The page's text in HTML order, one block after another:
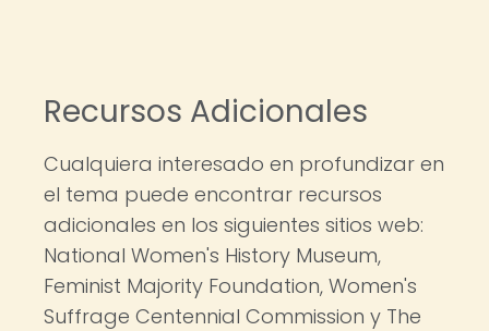
Recursos Adicionales
Cualquiera interesado en profundizar en
el tema puede encontrar recursos
adicionales en los siguientes sitios web:
National Women's History Museum,
Feminist Majority Foundation, Women's
Suffrage Centennial Commission y The